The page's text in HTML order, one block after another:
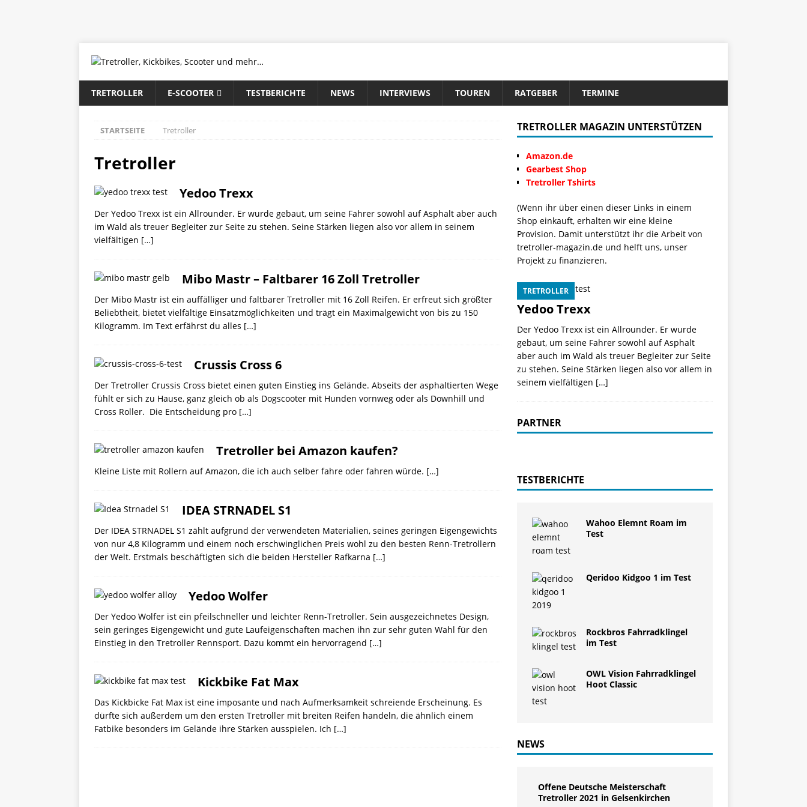
TRETROLLER E-SCOOTER TESTBERICHTE NEWS INTERVIEWS TOUREN RATGEBER TERMINE
STARTSEITE Tretroller
Tretroller
Yedoo Trexx
Der Yedoo Trexx ist ein Allrounder. Er wurde gebaut, um seine Fahrer sowohl auf Asphalt aber auch
im Wald als treuer Begleiter zur Seite zu stehen. Seine Stärken liegen also vor allem in seinem
vielfältigen […]
Mibo Mastr – Faltbarer 16 Zoll Tretroller
Der Mibo Mastr ist ein auffälliger und faltbarer Tretroller mit 16 Zoll Reifen. Er erfreut sich größter
Beliebtheit, bietet vielfältige Einsatzmöglichkeiten und trägt ein Maximalgewicht von bis zu 150
Kilogramm. Im Text erfährst du alles […]
Crussis Cross 6
Der Tretroller Crussis Cross bietet einen guten Einstieg ins Gelände. Abseits der asphaltierten Wege
fühlt er sich zu Hause, ganz gleich ob als Dogscooter mit Hunden vornweg oder als Downhill und
Cross Roller. Die Entscheidung pro […]
Tretroller bei Amazon kaufen?
Kleine Liste mit Rollern auf Amazon, die ich auch selber fahre oder fahren würde. […]
IDEA STRNADEL S1
Der IDEA STRNADEL S1 zählt aufgrund der verwendeten Materialien, seines geringen Eigengewichts
von nur 4,8 Kilogramm und einem noch erschwinglichen Preis wohl zu den besten Renn-Tretrollern
der Welt. Erstmals beschäftigten sich die beiden Hersteller Rafkarna […]
Yedoo Wolfer
Der Yedoo Wolfer ist ein pfeilschneller und leichter Renn-Tretroller. Sein ausgezeichnetes Design,
sein geringes Eigengewicht und gute Laufeigenschaften machen ihn zur sehr guten Wahl für den
Einstieg in den Tretroller Rennsport. Dazu kommt ein hervorragend […]
Kickbike Fat Max
Das Kickbicke Fat Max ist eine imposante und nach Aufmerksamkeit schreiende Erscheinung. Es
dürfte sich außerdem um den ersten Tretroller mit breiten Reifen handeln, die ähnlich einem
Fatbike besonders im Gelände ihre Stärken ausspielen. Ich […]
TRETROLLER MAGAZIN UNTERSTÜTZEN
Amazon.de
Gearbest Shop
Tretroller Tshirts
(Wenn ihr über einen dieser Links in einem
Shop einkauft, erhalten wir eine kleine
Provision. Damit unterstützt ihr die Arbeit von
tretroller-magazin.de und helft uns, unser
Projekt zu finanzieren.
TRETROLLER
Yedoo Trexx
Der Yedoo Trexx ist ein Allrounder. Er wurde
gebaut, um seine Fahrer sowohl auf Asphalt
aber auch im Wald als treuer Begleiter zur Seite
zu stehen. Seine Stärken liegen also vor allem in
seinem vielfältigen […]
PARTNER
TESTBERICHTE
Wahoo Elemnt Roam im
Test
Qeridoo Kidgoo 1 im Test
Rockbros Fahrradklingel
im Test
OWL Vision Fahrradklingel
Hoot Classic
NEWS
Offene Deutsche Meisterschaft
Tretroller 2021 in Gelsenkirchen